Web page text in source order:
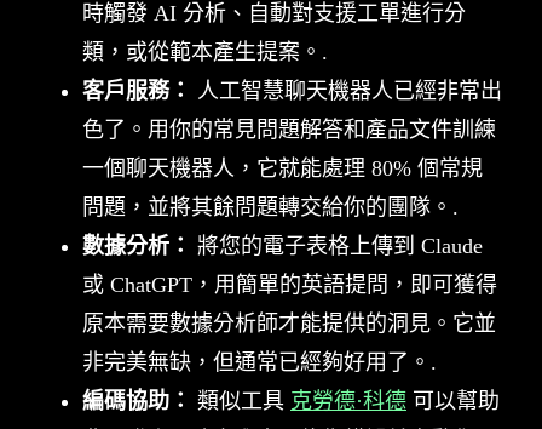
時觸發 AI 分析、自動對支援工單進行分
類，或從範本產生提案。.
客戶服務：
人工智慧聊天機器人已經非常出
色了。用你的常見問題解答和產品文件訓練
一個聊天機器人，它就能處理 80% 個常規
問題，並將其餘問題轉交給你的團隊。.
數據分析： 將您的電子表格上傳到 Claude
或 ChatGPT，用簡單的英語提問，即可獲得
原本需要數據分析師才能提供的洞見。它並
非完美無缺，但通常已經夠好用了。.
編碼協助： 類似工具 克勞德·科德 可以幫助